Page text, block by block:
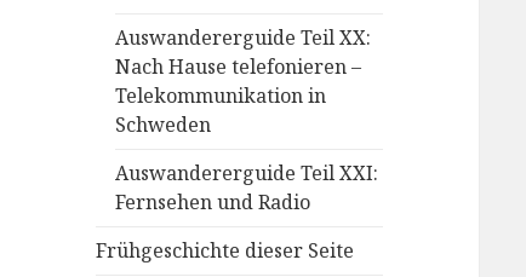
Auswandererguide Teil XX:
Nach Hause telefonieren –
Telekommunikation in
Schweden
Auswandererguide Teil XXI:
Fernsehen und Radio
Frühgeschichte dieser Seite